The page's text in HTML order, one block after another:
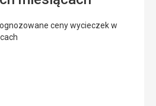
ceny wycieczek w